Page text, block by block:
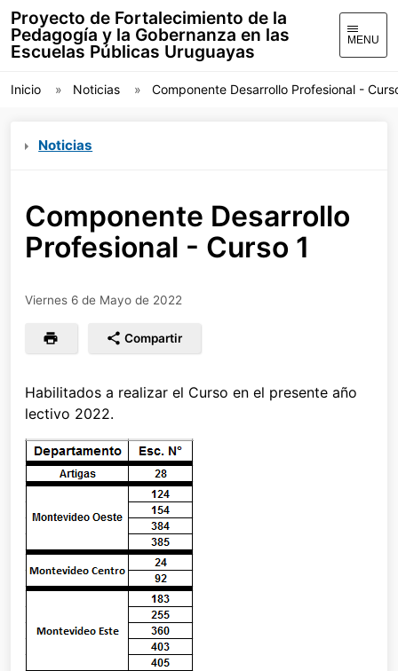
Proyecto de Fortalecimiento de la
Pedagogía y la Gobernanza en las
Escuelas Públicas Uruguayas
MENU
Inicio Noticias Componente Desarrollo Profesional -
Noticias
Componente Desarrollo
Profesional - Curso 1
Viernes 6 de Mayo de 2022
Compartir
Habilitados a realizar el Curso en el presente año
lectivo 2022.